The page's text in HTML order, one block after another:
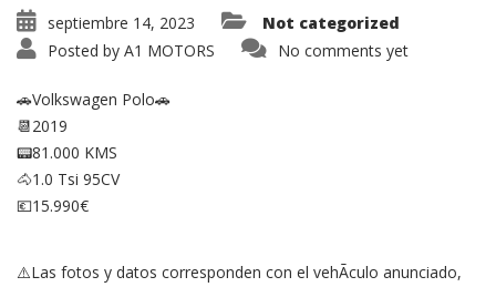
septiembre 14, 2023
Not categorized
Posted by A1 MOTORS No comments yet
🚗Volkswagen Polo🚗
📆2019
📟81.000 KMS
🐴1.0 Tsi 95CV
💶15.990€
⚠️Las fotos y datos corresponden con el vehÃ­culo anunciado,